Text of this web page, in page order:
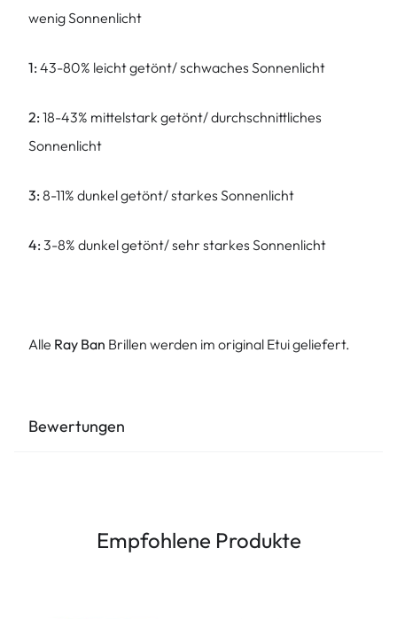
wenig Sonnenlicht
1: 43-80% leicht getönt/ schwaches Sonnenlicht
2: 18-43% mittelstark getönt/ durchschnittliches
Sonnenlicht
3: 8-11% dunkel getönt/ starkes Sonnenlicht
4: 3-8% dunkel getönt/ sehr starkes Sonnenlicht
Alle Ray Ban Brillen werden im original Etui geliefert.
Bewertungen
Empfohlene Produkte